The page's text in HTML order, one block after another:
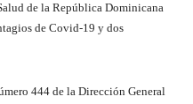
de la República Dominicana
de Covid-19 y dos
444 de la Dirección General